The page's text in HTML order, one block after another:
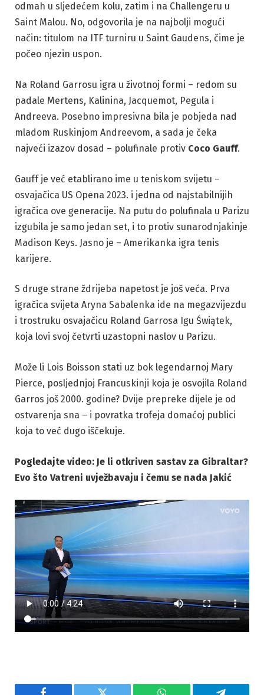
odmah u sljedećem kolu, zatim i na Challengeru u
Saint Malou. No, odgovorila je na najbolji mogući
način: titulom na ITF turniru u Saint Gaudens, čime je
počeo njezin uspon.
Na Roland Garrosu igra u životnoj formi – redom su
padale Mertens, Kalinina, Jacquemot, Pegula i
Andreeva. Posebno impresivna bila je pobjeda nad
mladom Ruskinjom Andreevom, a sada je čeka
najveći izazov dosad – polufinale protiv Coco Gauff.
Gauff je već etablirano ime u teniskom svijetu –
osvajačica US Opena 2023. i jedna od najstabilnijih
igračica ove generacije. Na putu do polufinala u Parizu
izgubila je samo jedan set, i to protiv sunarodnjakinje
Madison Keys. Jasno je – Amerikanka igra tenis
karijere.
S druge strane ždrijeba napetost je još veća. Prva
igračica svijeta Aryna Sabalenka ide na megazvijezdu
i trostruku osvajačicu Roland Garrosa Igu Świątek,
koja lovi svoj četvrti uzastopni naslov u Parizu.
Može li Lois Boisson stati uz bok legendarnoj Mary
Pierce, posljednjoj Francuskinji koja je osvojila Roland
Garros još 2000. godine? Dvije prepreke dijele je od
ostvarenja sna – i povratka trofeja domaćoj publici
koja to već dugo iščekuje.
Pogledajte video: Je li otkriven sastav za Gibraltar?
Evo što Vatreni uvježbavaju i čemu se nada Jakić